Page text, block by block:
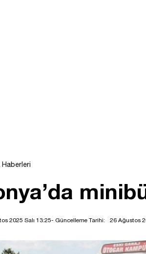
Haberleri
2025 Salı 13:25- Güncelleme Tarihi: 26 Ağustos